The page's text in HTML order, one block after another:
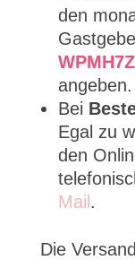
den
angeben.
Bei
Egal zu
den
Mail .
Die